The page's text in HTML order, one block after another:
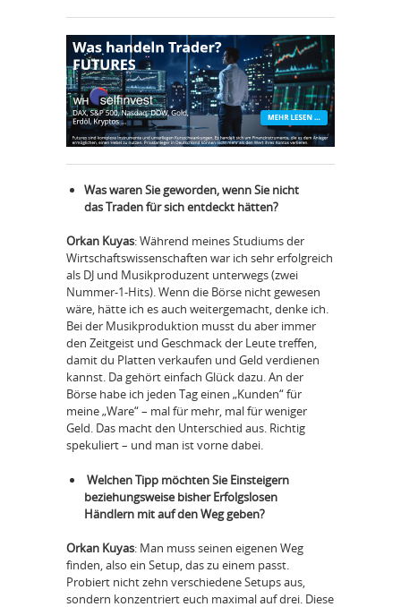
Was waren Sie geworden, wenn Sie nicht
das Traden für sich entdeckt hätten?
Orkan Kuyas: Während meines Studiums der
Wirtschaftswissenschaften war ich sehr erfolgreich
als DJ und Musikproduzent unterwegs (zwei
Nummer-1-Hits). Wenn die Börse nicht gewesen
wäre, hätte ich es auch weitergemacht, denke ich.
Bei der Musikproduktion musst du aber immer
den Zeitgeist und Geschmack der Leute treffen,
damit du Platten verkaufen und Geld verdienen
kannst. Da gehört einfach Glück dazu. An der
Börse habe ich jeden Tag einen „Kunden“ für
meine „Ware“ – mal für mehr, mal für weniger
Geld. Das macht den Unterschied aus. Richtig
spekuliert – und man ist vorne dabei.
Welchen Tipp möchten Sie Einsteigern
beziehungsweise bisher Erfolgslosen
Händlern mit auf den Weg geben?
Orkan Kuyas: Man muss seinen eigenen Weg
finden, also ein Setup, das zu einem passt.
Probiert nicht zehn verschiedene Setups aus,
sondern konzentriert euch maximal auf drei. Diese